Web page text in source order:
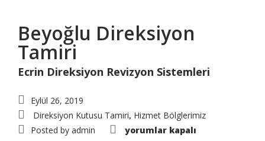
Beyoğlu Direksiyon
Tamiri
Ecrin Direksiyon Revizyon Sistemleri
Eylül 26, 2019
Direksiyon Kutusu Tamiri, Hizmet Bölglerimiz
Posted by admin Beyoğlu
Direksiyon
yorumlar kapalı